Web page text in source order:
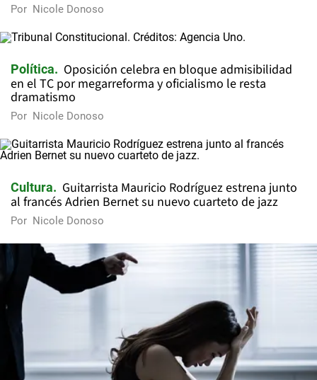
Por Nicole Donoso
Política
Oposición celebra en bloque admisibilidad
en el TC por megarreforma y oficialismo le resta
dramatismo
Por Nicole Donoso
Cultura
Guitarrista Mauricio Rodríguez estrena junto
al francés Adrien Bernet su nuevo cuarteto de jazz
Por Nicole Donoso